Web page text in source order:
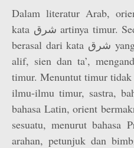
Dalam literatur Arab,
kata شرق artinya timur. Sedang bentuk kata استشراق
berasal dari kata شرق yang mendapat tambahan huruf
alif, sien dan ta’,
timur. Menuntut timur
ilmu-ilmu timur, sastra,
bahasa Latin, orient
sesuatu, menurut bahasa
arahan, petunjuk dan